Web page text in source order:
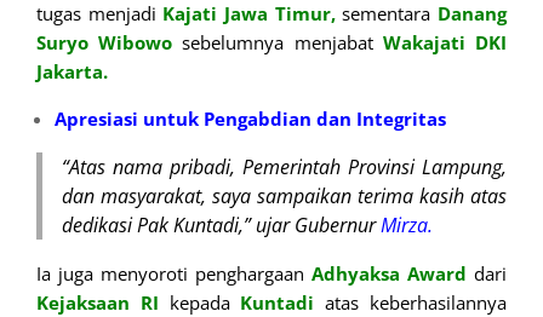
tugas menjadi Kajati Jawa Timur,sementara Danang
Suryo Wibowo sebelumnya menjabat Wakajati DKI
Jakarta.
Apresiasi untuk Pengabdian dan Integritas
“Atas nama pribadi, Pemerintah Provinsi Lampung,
dan masyarakat, saya sampaikan terima kasih atas
dedikasi Pak Kuntadi,” ujar GubernurMirza.
Ia juga menyoroti penghargaan Adhyaksa Award dari
Kejaksaan RI kepada Kuntadi atas keberhasilannya